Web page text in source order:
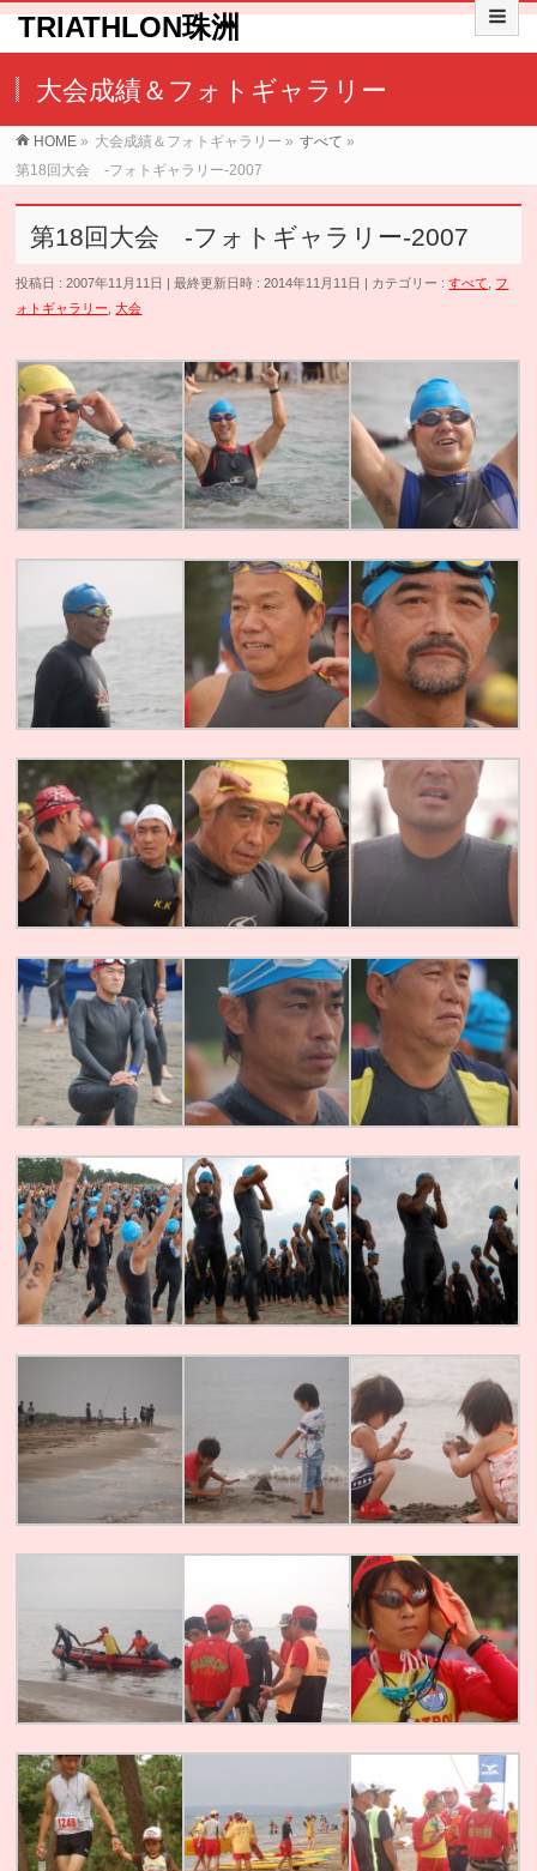
TRIATHLON珠洲
大会成績＆フォトギャラリー
HOME » 大会成績＆フォトギャラリー » すべて »
第18回大会 -フォトギャラリー-2007
第18回大会 -フォトギャラリー-2007
投稿日 : 2007年11月11日 最終更新日時 : 2014年11月11日 カテゴリー :すべて
フ
ォトギャラリー ,大会